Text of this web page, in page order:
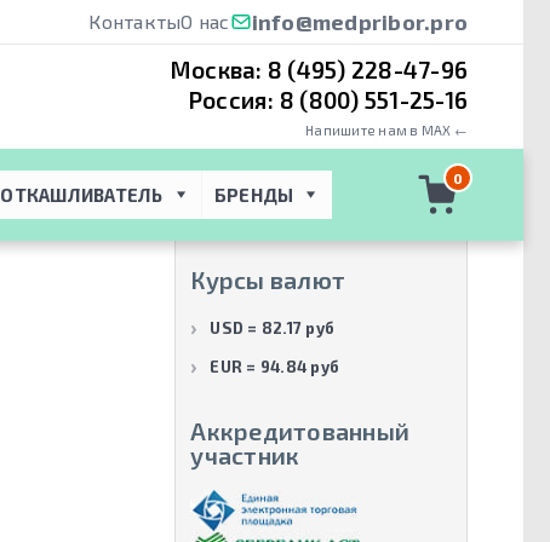
КонтактыО нас info@medpribor.pro
Москва: 8 (495) 228-47-96
Россия: 8 (800) 551-25-16
Напишите нам в MAX ←
ОТКАШЛИВАТЕЛЬ БРЕНДЫ
0
Производители
Philips Healthcare (1)
Курсы валют
USD = 82.17 руб
EUR = 94.84 руб
Аккредитованный
участник